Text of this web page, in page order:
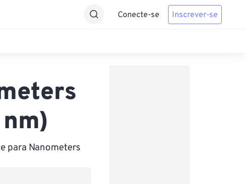
Conecte-se Inscrever-se
para Nanometers